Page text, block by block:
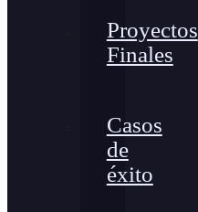
Proyectos
Finales
Casos
de
éxito